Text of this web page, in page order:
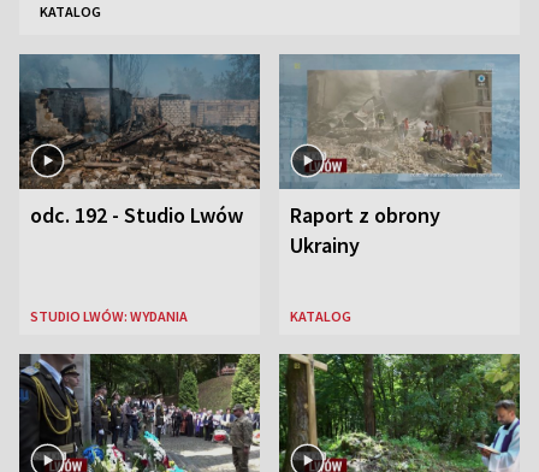
KATALOG
odc. 192 - Studio Lwów
STUDIO LWÓW: WYDANIA
Raport z obrony
Ukrainy
KATALOG